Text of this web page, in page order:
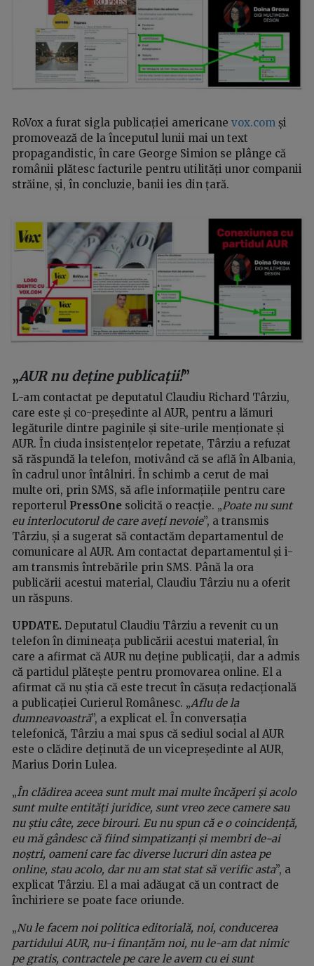
RoVox a furat sigla publicației americane vox.com și
promovează de la începutul lunii mai un text
propagandistic, în care George Simion se plânge că
românii plătesc facturile pentru utilități unor companii
străine, și, în concluzie, banii ies din țară.
„AUR nu deține publicații!”
L-am contactat pe deputatul Claudiu Richard Târziu,
care este și co-președinte al AUR, pentru a lămuri
legăturile dintre paginile și site-urile menționate și
AUR. În ciuda insistențelor repetate, Târziu a refuzat
să răspundă la telefon, motivând că se află în Albania,
în cadrul unor întâlniri. În schimb a cerut de mai
multe ori, prin SMS, să afle informațiile pentru care
reporterul PressOne solicită o reacție. „Poate nu sunt
eu interlocutorul de care aveți nevoie”, a transmis
Târziu, și a sugerat să contactăm departamentul de
comunicare al AUR. Am contactat departamentul și i-
am transmis întrebările prin SMS. Până la ora
publicării acestui material, Claudiu Târziu nu a oferit
un răspuns.
UPDATE. Deputatul Claudiu Târziu a revenit cu un
telefon în dimineața publicării acestui material, în
care a afirmat că AUR nu deține publicații, dar a admis
că partidul plătește pentru promovarea online. El a
afirmat că nu știa că este trecut în căsuța redacțională
a publicației Curierul Românesc. „Aflu de la
dumneavoastră”, a explicat el. În conversația
telefonică, Târziu a mai spus că sediul social al AUR
este o clădire deținută de un vicepreședinte al AUR,
Marius Dorin Lulea.
„În clădirea aceea sunt mult mai multe încăperi și acolo
sunt multe entități juridice, sunt vreo zece camere sau
nu știu câte, zece birouri. Eu nu spun că e o coincidență,
eu mă gândesc că fiind simpatizanți și membri de-ai
noștri, oameni care fac diverse lucruri din astea pe
online, stau acolo, dar nu am stat stat să verific asta”, a
explicat Târziu. El a mai adăugat că un contract de
închiriere se poate face oriunde.
„Nu le facem noi politica editorială, noi, conducerea
partidului AUR, nu-i finanțăm noi, nu le-am dat nimic
pe gratis, contractele pe care le avem cu ei sunt